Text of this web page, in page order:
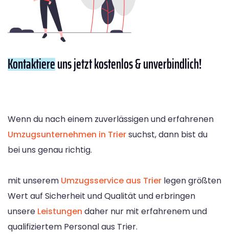
Kontaktiereuns jetzt kostenlos & unverbindlich!
Wenn du nach einem zuverlässigen und erfahrenen
Umzugsunternehmen in Triersuchst, dann bist du
bei uns genau richtig.
mit unserem Umzugsservice aus Trier legen größten
Wert auf Sicherheit und Qualität und erbringen
unsere Leistungen daher nur mit erfahrenem und
qualifiziertem Personal aus Trier.